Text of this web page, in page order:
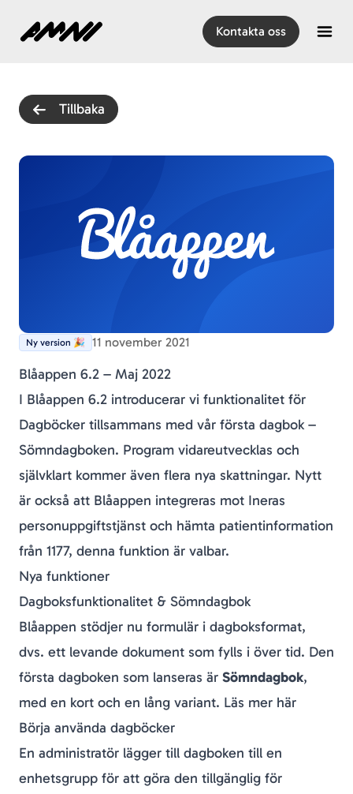
Hem Kontakta oss
Tillbaka
Ny version 🎉 11 november 2021
Blåappen 6.2 – Maj 2022
I Blåappen 6.2 introducerar vi funktionalitet för
Dagböcker tillsammans med vår första dagbok –
Sömndagboken. Program vidareutvecklas och
självklart kommer även flera nya skattningar. Nytt
är också att Blåappen integreras mot Ineras
personuppgiftstjänst och hämta patientinformation
från 1177, denna funktion är valbar.
Nya funktioner
Dagboksfunktionalitet & Sömndagbok
Blåappen stödjer nu formulär i dagboksformat,
dvs. ett levande dokument som fylls i över tid. Den
första dagboken som lanseras är Sömndagbok,
med en kort och en lång variant. Läs mer här
Börja använda dagböcker
En administratör lägger till dagboken till en
enhetsgrupp för att göra den tillgänglig för